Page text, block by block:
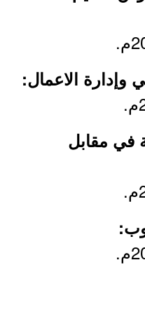
في مقابل